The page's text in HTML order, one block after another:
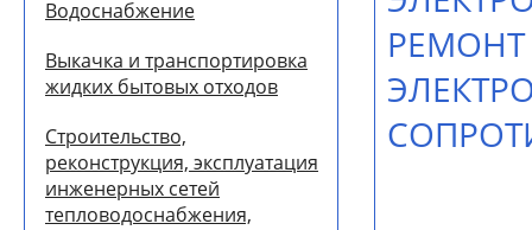
Водоснабжение
Выкачка и транспортировка
жидких бытовых отходов
Строительство,
реконструкция, эксплуатация
инженерных сетей
тепловодоснабжения,
РЕМОНТ